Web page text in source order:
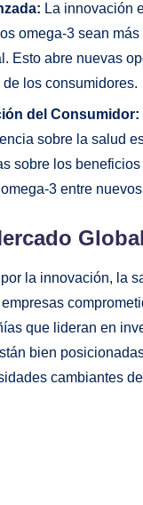
La innovación
omega-3 sean
Esto abre nuevas
los consumidores.
del Consumidor:
sobre la salud
sobre los
3 entre
la innovación, la
que lideran en
bien
cambiantes